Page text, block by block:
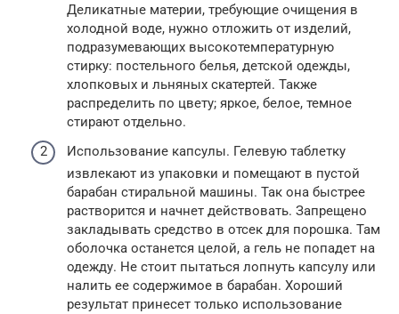
Деликатные материи, требующие очищения в
холодной воде, нужно отложить от изделий,
подразумевающих высокотемпературную
стирку: постельного белья, детской одежды,
хлопковых и льняных скатертей. Также
распределить по цвету; яркое, белое, темное
стирают отдельно.
Использование капсулы. Гелевую таблетку
извлекают из упаковки и помещают в пустой
барабан стиральной машины. Так она быстрее
растворится и начнет действовать. Запрещено
закладывать средство в отсек для порошка. Там
оболочка останется целой, а гель не попадет на
одежду. Не стоит пытаться лопнуть капсулу или
налить ее содержимое в барабан. Хороший
результат принесет только использование